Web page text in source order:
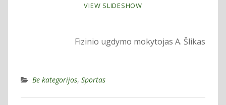
VIEW SLIDESHOW
Fizinio ugdymo mokytojas A. Šlikas
Be kategorijos, Sportas